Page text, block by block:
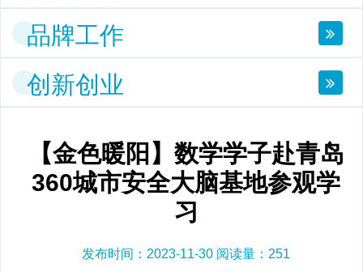
品牌工作
创新创业
【金色暖阳】数学学子赴青岛
360城市安全大脑基地参观学
习
发布时间：2023-11-30 阅读量： 251